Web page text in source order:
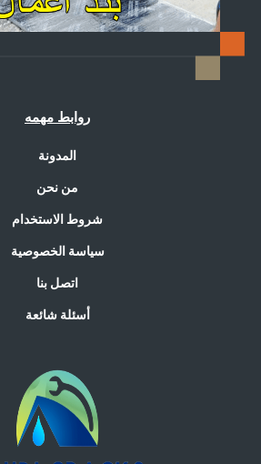
روابط مهمه
المدونة
من نحن
شروط الاستخدام
سياسة الخصوصية
اتصل بنا
أسئلة شائعة